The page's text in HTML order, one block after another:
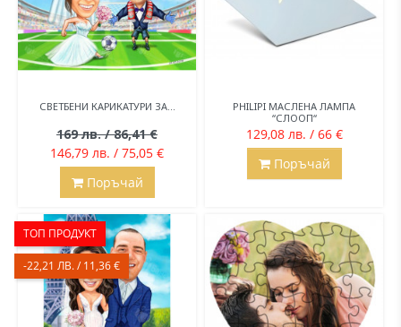
СВЕТБЕНИ КАРИКАТУРИ ЗА...
169 лв. / 86,41 €
146,79 лв. / 75,05 €
Поръчай
PHILIPI МАСЛЕНА ЛАМПА
“СЛООП“
129,08 лв. / 66 €
Поръчай
ТОП ПРОДУКТ
-22,21 ЛВ. / 11,36 €